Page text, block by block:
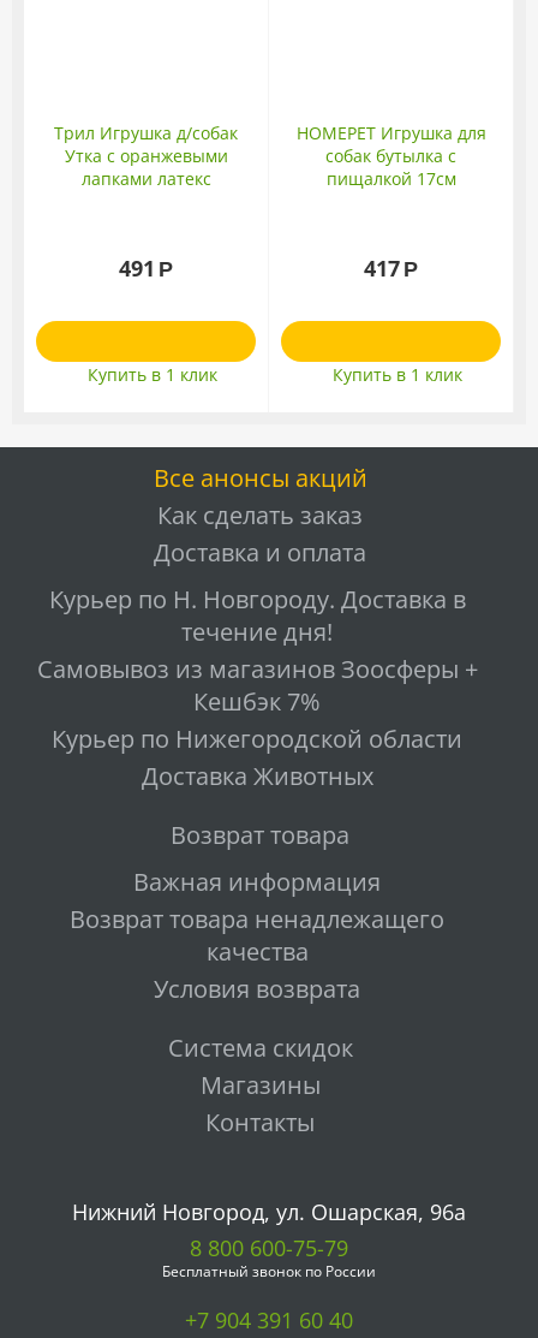
Трил Игрушка д/собак
Утка с оранжевыми
лапками латекс
491 Р
Купить в 1 клик
HOMEPET Игрушка для
собак бутылка с
пищалкой 17см
417 Р
Купить в 1 клик
Все анонсы акций
Как сделать заказ
Доставка и оплата
Курьер по Н. Новгороду. Доставка в
течение дня!
Самовывоз из магазинов Зоосферы +
Кешбэк 7%
Курьер по Нижегородской области
Доставка Животных
Возврат товара
Важная информация
Возврат товара ненадлежащего
качества
Условия возврата
Система скидок
Магазины
Контакты
Нижний Новгород, ул. Ошарская, 96а
8 800 600-75-79
Бесплатный звонок по России
+7 904 391 60 40